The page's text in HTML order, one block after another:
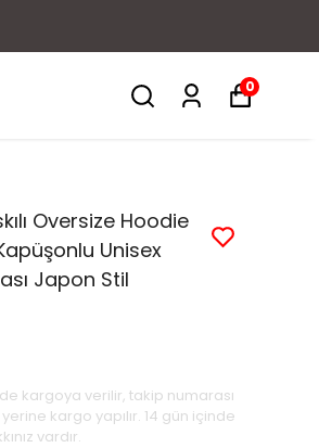
0
Oversize Hoodie
Unisex
Japon Stil
kargoya verilir, takip numarası
yerine kargo yapılır. 14 gün içinde
vardır.